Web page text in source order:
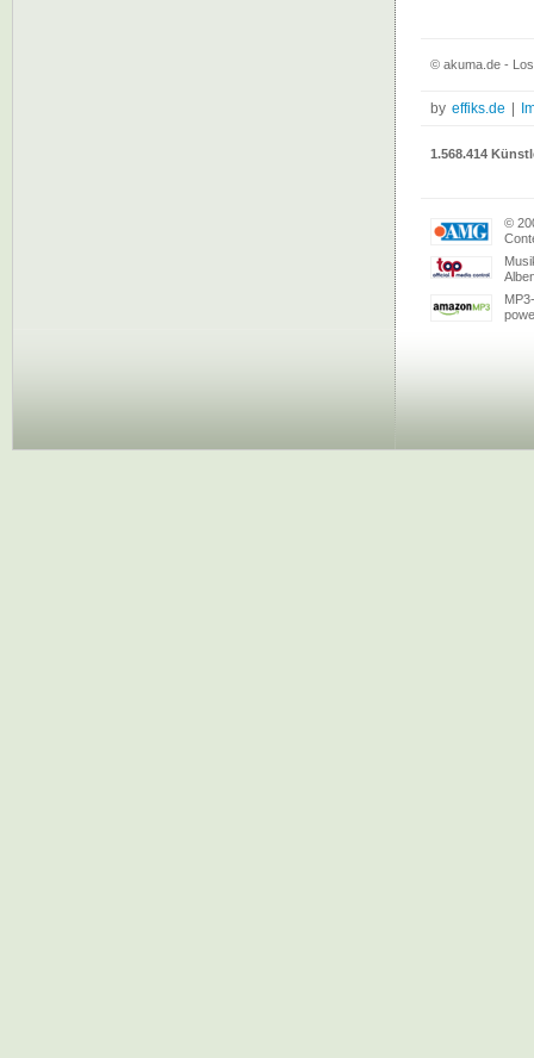
© akuma.de -
by effiks.de
1.568.414
©